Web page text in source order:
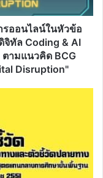
รออนไลน์ในหัวข้อ
จิทัล Coding & AI
ตามแนวคิด BCG
Disruption"